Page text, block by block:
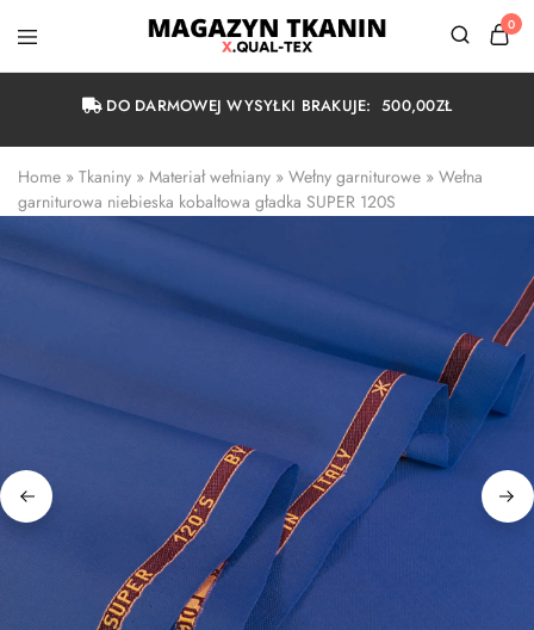
Magazyn
Warszawa
0
DO DARMOWEJ WYSYŁKI BRAKUJE:500,00ZŁ
Home » Tkaniny » Materiał wełniany » Wełny garniturowe » Wełna
garniturowa niebieska kobaltowa gładka SUPER 120S